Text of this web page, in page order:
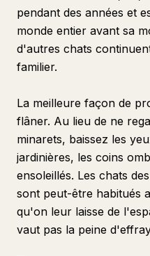
pendant des années et
monde entier avant sa
d'autres chats
familier.
La meilleure façon de
flâner. Au lieu de ne
minarets, baissez les
jardinières, les coins
ensoleillés. Les chats
sont peut-être habitués
qu'on leur laisse de
vaut pas la peine